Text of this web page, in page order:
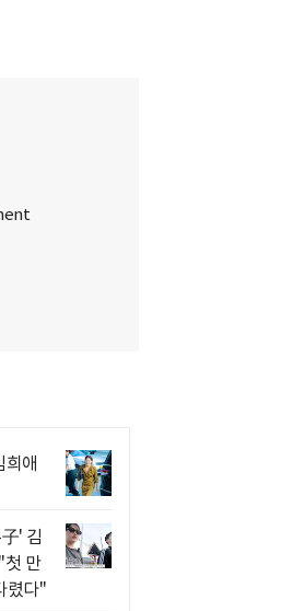
희애
' 김
첫 만
렸다"